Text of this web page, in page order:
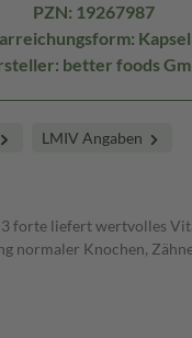
PZN: 19267987
better foods
LMIV Angaben
forte liefert wertvolles
normaler Knochen,